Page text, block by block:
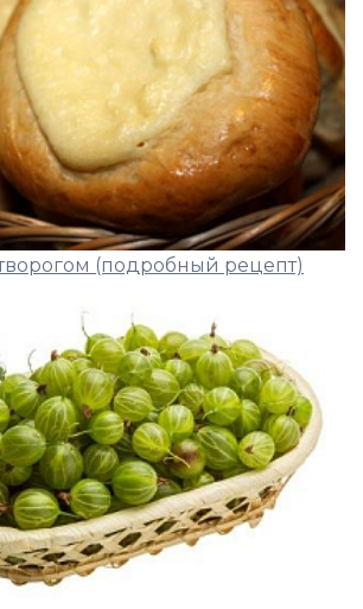
(подробный рецепт)